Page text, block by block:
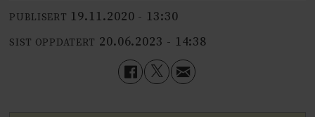
PUBLISERT 19.11.2020 - 13:30
SIST OPPDATERT 20.06.2023 - 14:38